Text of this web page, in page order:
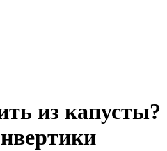
из капусты?